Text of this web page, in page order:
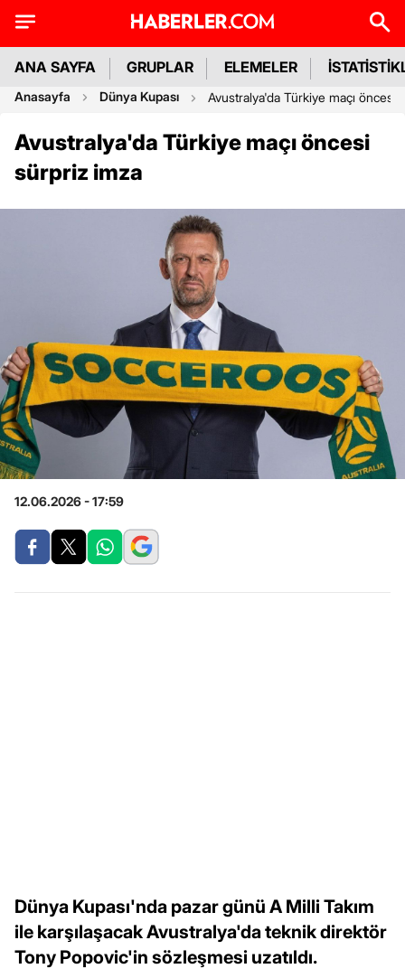
ANA SAYFA GRUPLAR ELEMELER
Anasayfa Dünya Kupası Avustralya'da Türkiye maçı öncesi
Avustralya'da Türkiye maçı öncesi
sürpriz imza
12.06.2026 - 17:59
Dünya Kupası'nda pazar günü A Milli Takım
ile karşılaşacak Avustralya'da teknik direktör
Tony Popovic'in sözleşmesi uzatıldı.